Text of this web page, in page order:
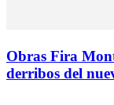
Obras Fira
derribos del